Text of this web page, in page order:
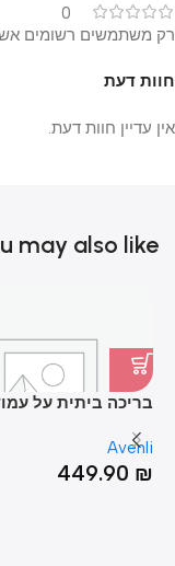
0
חוות דעת
אין עדיין חוות דעת.
רק משתמשים רשומים
may also like
בריכה ביתית על
Avenli
449.90 ₪